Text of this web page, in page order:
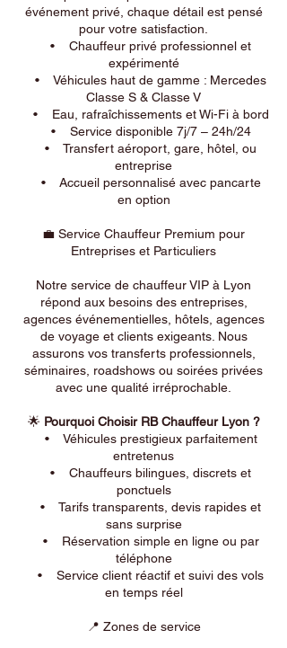
événement privé, chaque détail est pensé
pour votre satisfaction.
• Chauffeur privé professionnel et
expérimenté
• Véhicules haut de gamme : Mercedes
Classe S & Classe V
• Eau, rafraîchissements et Wi-Fi à bord
• Service disponible 7j/7 – 24h/24
• Transfert aéroport, gare, hôtel, ou
entreprise
• Accueil personnalisé avec pancarte
en option
💼 Service Chauffeur Premium pour
Entreprises et Particuliers
Notre service de chauffeur VIP à Lyon
répond aux besoins des entreprises,
agences événementielles, hôtels, agences
de voyage et clients exigeants. Nous
assurons vos transferts professionnels,
séminaires, roadshows ou soirées privées
avec une qualité irréprochable.
🌟 Pourquoi Choisir RB Chauffeur Lyon ?
• Véhicules prestigieux parfaitement
entretenus
• Chauffeurs bilingues, discrets et
ponctuels
• Tarifs transparents, devis rapides et
sans surprise
• Réservation simple en ligne ou par
téléphone
• Service client réactif et suivi des vols
en temps réel
📍 Zones de service